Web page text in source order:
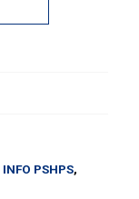
INFO PSHPS,